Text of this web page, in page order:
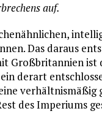
auf.
Das daraus
Großbritannien ist
derart
des Imperiums